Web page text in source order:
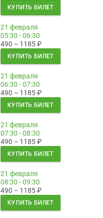
КУПИТЬ БИЛЕТ
21 февраля
05:30 - 06:30
490 – 1185₽
КУПИТЬ БИЛЕТ
21 февраля
06:30 - 07:30
490 – 1185₽
КУПИТЬ БИЛЕТ
21 февраля
07:30 - 08:30
490 – 1185₽
КУПИТЬ БИЛЕТ
21 февраля
08:30 - 09:30
490 – 1185₽
КУПИТЬ БИЛЕТ